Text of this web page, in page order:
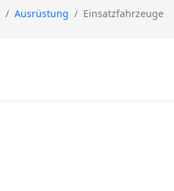
Ausrüstung Einsatzfahrzeuge